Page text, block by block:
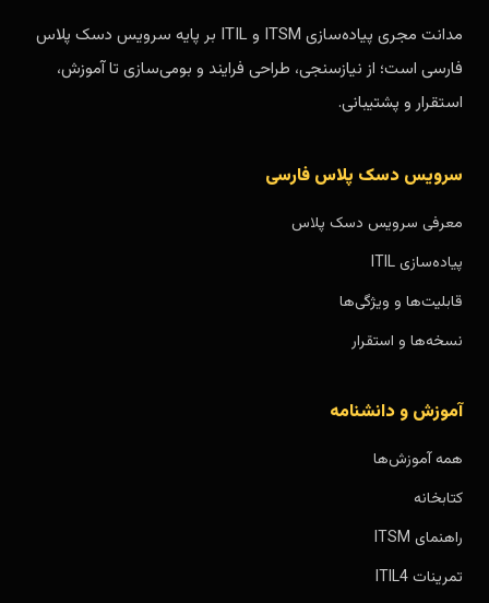
مدانت مجری پیاده‌سازی ITSM و ITIL بر پایه سرویس دسک پلاس
فارسی است؛ از نیازسنجی، طراحی فرایند و بومی‌سازی تا آموزش،
استقرار و پشتیبانی.
سرویس دسک پلاس فارسی
معرفی سرویس دسک پلاس
پیاده‌سازی ITIL
قابلیت‌ها و ویژگی‌ها
نسخه‌ها و استقرار
آموزش و دانشنامه
همه آموزش‌ها
کتابخانه
راهنمای ITSM
تمرینات ITIL4